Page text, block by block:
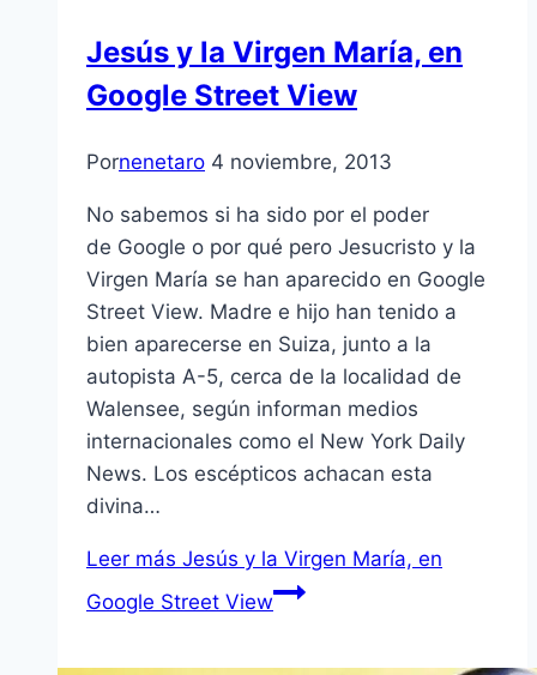
Jesús y la Virgen María, en
Google Street View
Pornenetaro 4 noviembre, 2013
No sabemos si ha sido por el poder
de Google o por qué pero Jesucristo y la
Virgen María se han aparecido en Google
Street View. Madre e hijo han tenido a
bien aparecerse en Suiza, junto a la
autopista A-5, cerca de la localidad de
Walensee, según informan medios
internacionales como el New York Daily
News. Los escépticos achacan esta
divina…
Leer más Jesús y la Virgen María, en
Google Street View